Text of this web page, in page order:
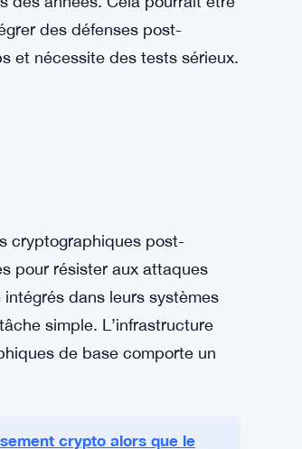
réseaux blockchain n’ont
devient suffisamment
années. Cela pourrait être
et nécessite des tests sérieux.
cryptographiques post-